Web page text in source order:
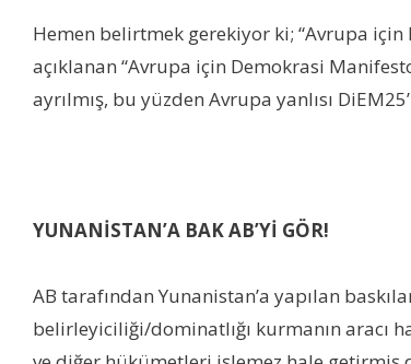
Hemen belirtmek gerekiyor ki; “Avrupa için
açıklanan “Avrupa için Demokrasi
ayrılmış, bu yüzden Avrupa yanlısı
YUNANİSTAN’A BAK AB’Yİ GÖR!
AB tarafından Yunanistan’a yapılan
belirleyiciliği/dominatlığı kurmanın aracı